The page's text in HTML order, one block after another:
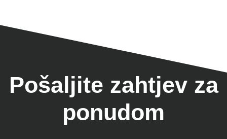
Pošaljite zahtjev za
ponudom